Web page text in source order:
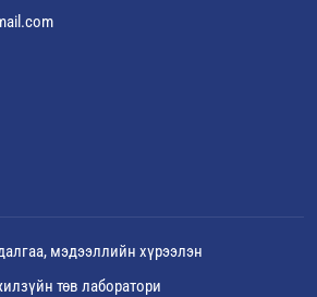
мэдээллийн хүрээлэн
төв лаборатори